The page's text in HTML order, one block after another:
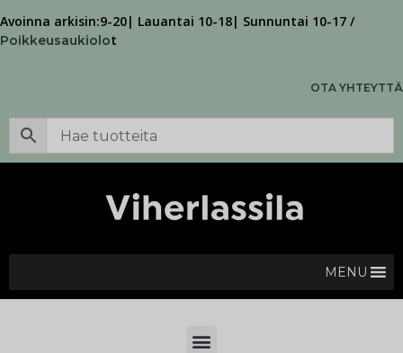
Avoinna arkisin:9-20| Lauantai 10-18| Sunnuntai 10-17 /
Poikkeusaukiolot
OTA YHTEYTTÄ
MENU